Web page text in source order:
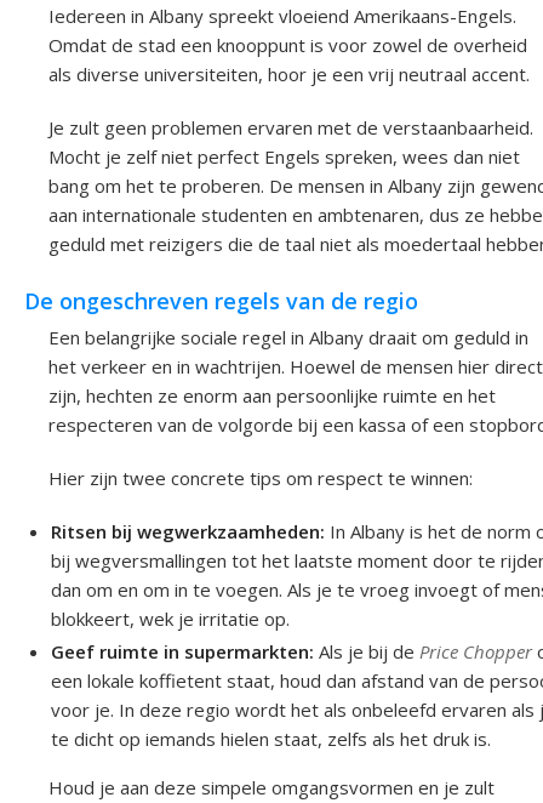
Iedereen in Albany spreekt vloeiend Amerikaans-Engels.
Omdat de stad een knooppunt is voor zowel de overheid
als diverse universiteiten, hoor je een vrij neutraal accent.
Je zult geen problemen ervaren met de verstaanbaarheid.
Mocht je zelf niet perfect Engels spreken, wees dan niet
bang om het te proberen. De mensen in Albany zijn
aan internationale studenten en ambtenaren, dus ze
geduld met reizigers die de taal niet als moedertaal
De ongeschreven regels van de regio
Een belangrijke sociale regel in Albany draait om geduld in
het verkeer en in wachtrijen. Hoewel de mensen hier direct
zijn, hechten ze enorm aan persoonlijke ruimte en het
respecteren van de volgorde bij een kassa of een
Hier zijn twee concrete tips om respect te winnen:
Ritsen bij wegwerkzaamheden: In Albany is het de norm
bij wegversmallingen tot het laatste moment door te
dan om en om in te voegen. Als je te vroeg invoegt of
blokkeert, wek je irritatie op.
Geef ruimte in supermarkten: Als je bij dePrice Chopper
een lokale koffietent staat, houd dan afstand van de
voor je. In deze regio wordt het als onbeleefd ervaren als
te dicht op iemands hielen staat, zelfs als het druk is.
Houd je aan deze simpele omgangsvormen en je zult